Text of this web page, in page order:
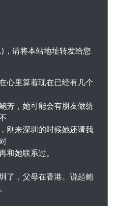
，请将本站地址转发给您
心里算着现在已经有几个
芳，她可能会有朋友做纺
刚来深圳的时候她还请我
和她联系过。
，父母在香港。说起鲍